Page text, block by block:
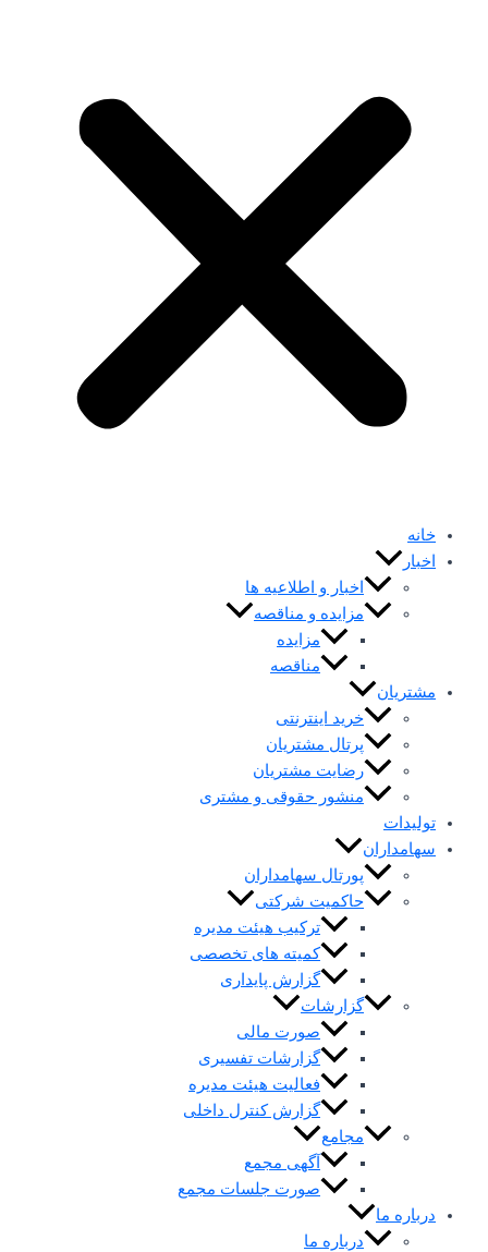
خانه
اخبار
اخبار و اطلاعیه ها
مزایده و مناقصه
مزایده
مناقصه
مشتریان
خرید اینترنتی
پرتال مشتریان
رضایت مشتریان
منشور حقوقی و مشتری
تولیدات
سهامداران
پورتال سهامداران
حاکمیت شرکتی
ترکیب هیئت مدیره
کمیته های تخصصی
گزارش پایداری
گزارشات
صورت مالی
گزارشات تفسیری
فعالیت هیئت مدیره
گزارش کنترل داخلی
مجامع
آگهی مجمع
صورت جلسات مجمع
درباره ما
درباره ما